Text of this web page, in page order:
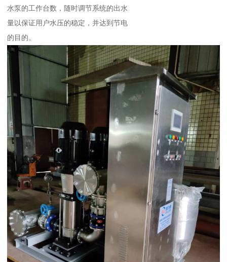
水泵的工作台数，随时调节系统的出水
量以保证用户水压的稳定，并达到节电
的目的。